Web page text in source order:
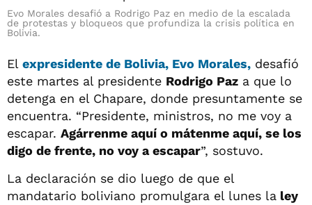
Evo Morales desafió a Rodrigo Paz en medio de la escalada
de protestas y bloqueos que profundiza la crisis política en
Bolivia.
El expresidente de Bolivia, Evo Morales, desafió
este martes al presidente Rodrigo Paz a que lo
detenga en el Chapare, donde presuntamente se
encuentra. “Presidente, ministros, no me voy a
escapar. Agárrenme aquí o mátenme aquí, se los
digo de frente, no voy a escapar”, sostuvo.
La declaración se dio luego de que el
mandatario boliviano promulgara el lunes la ley